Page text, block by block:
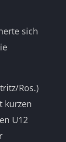
sich
Ros.)
kurzen
U12